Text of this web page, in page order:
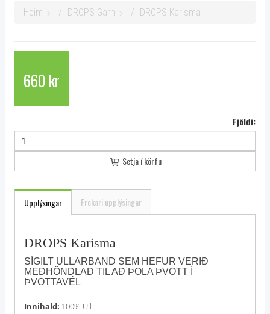
Heim DROPS Garn DROPS Karisma
660 kr
Fjöldi:
Setja í körfu
Upplýsingar Frekari upplýsingar
DROPS Karisma
SÍGILT ULLARBAND SEM HEFUR VERIÐ
MEÐHÖNDLAÐ TIL AÐ ÞOLA ÞVOTT Í
ÞVOTTAVÉL
Innihald: 100% Ull